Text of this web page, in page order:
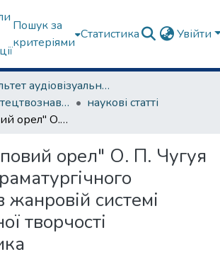
Пошук за
критеріями
Статистика Увійти
Факультет аудіовізуального мистецтва
Кафедра мистецтвознавства
наукові статті
П'єса "Степовий орел" О. П. Чугуя - зразок драматургічного портрета в жанровій системі біографічної творчості письменника
орел" О. П. Чугуя
жанровій системі
творчості